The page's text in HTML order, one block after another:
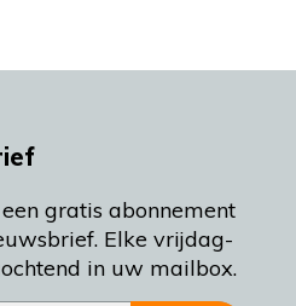
gratis abonnement
Elke vrijdag-
in uw mailbox.